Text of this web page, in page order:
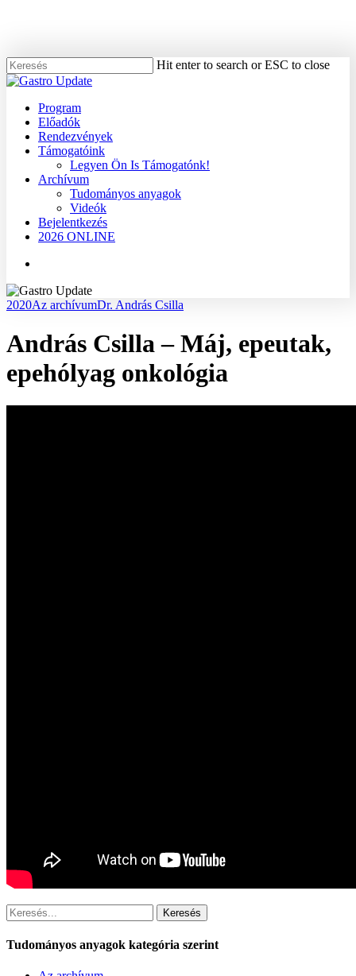
content
Hit enter to search or ESC to close
Close
Menu
Program
Előadók
Rendezvények
Támogatóink
Legyen Ön Is Támogatónk!
Archívum
Tudományos anyagok
Videók
Bejelentkezés
2026 ONLINE
2020Az archívumDr. András Csilla
András Csilla – Máj, epeutak,
epehólyag onkológia
Keresés
Tudományos anyagok kategória szerint